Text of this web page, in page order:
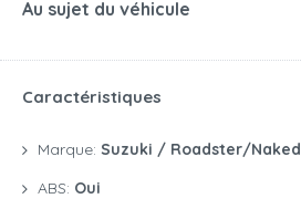
Au sujet du véhicule
Caractéristiques
Marque: Suzuki / Roadster/naked
ABS: Oui